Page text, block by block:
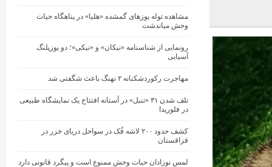
مشاهده توله‌ یوزهای گمشده «هلیا» در پناهگاه حیات
وحش میاندشت
رونمایی از شناسنامه «نیکان» و «نیکی»؛ دو یوزپلنگ
آسیایی
مهاجرت رکوردشکنانه ۲ نهنگ باعث شگفتی شد
تلف شدن ۳۱ «تنبل» در آستانه افتتاح یک نمایشگاه طبیعی
در فلوریدا
کشف حدود ۲۰۰ لاشه فُک در سواحل دریای خزر در
قزاقستان
لمس نوزادان حیات‌ وحش ممنوع است و پیگرد قانونی دارد